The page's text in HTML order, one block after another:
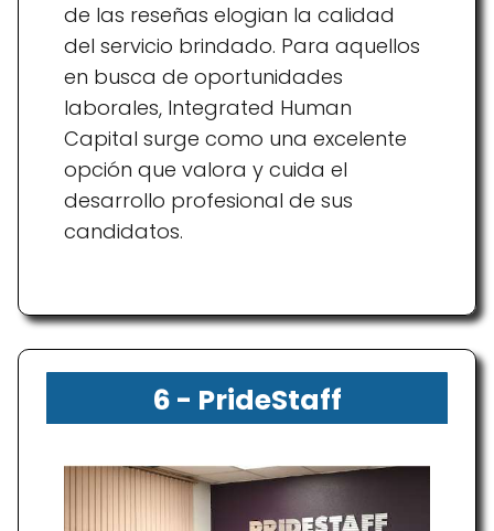
de las reseñas elogian la calidad
del servicio brindado. Para aquellos
en busca de oportunidades
laborales, Integrated Human
Capital surge como una excelente
opción que valora y cuida el
desarrollo profesional de sus
candidatos.
6 - PrideStaff